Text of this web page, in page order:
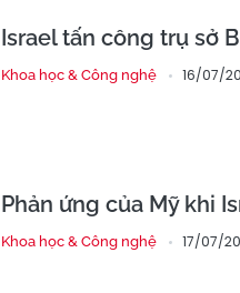
Israel tấn công trụ sở
Khoa học & Công nghệ 16/07/
Phản ứng của Mỹ khi
Khoa học & Công nghệ 17/07/